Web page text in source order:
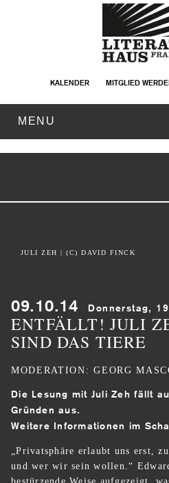
KALENDER MITGLIED
MENU
JULI ZEH | (C) DAVID FINCK
09.10.14 Donnerstag,
ENTFÄLLT! JULI
SIND DAS TIERE
MODERATION: GEORG
Die Lesung mit Juli Zeh fällt
Gründen aus.
Weitere Informationen im
„Privatsphäre erlaubt uns erst,
und wer wir sein wollen.“